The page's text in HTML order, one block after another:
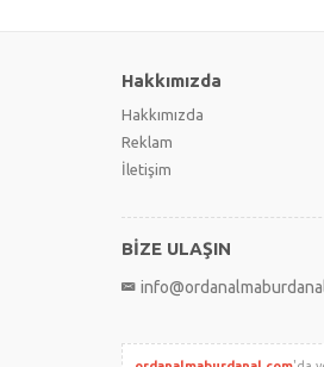
Hakkımızda
Hakkımızda
Reklam
İletişim
BİZE ULAŞIN